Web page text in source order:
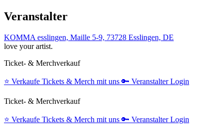
Veranstalter
KOMMA esslingen, Maille 5-9, 73728 Esslingen, DE
love your artist.
Ticket- & Merchverkauf
⭐️ Verkaufe Tickets & Merch mit uns 🔑 Veranstalter Login
Ticket- & Merchverkauf
⭐️ Verkaufe Tickets & Merch mit uns 🔑 Veranstalter Login